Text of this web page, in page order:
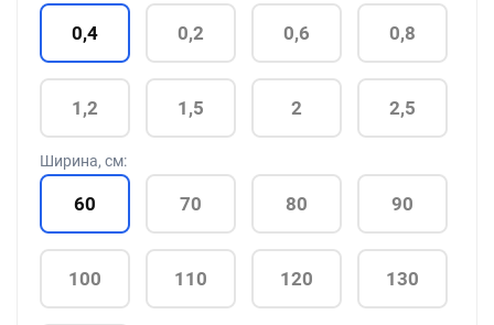
0,4 0,2 0,6 0,8
1,2 1,5 2 2,5
Ширина, см:
60 70 80 90
100 110 120 130